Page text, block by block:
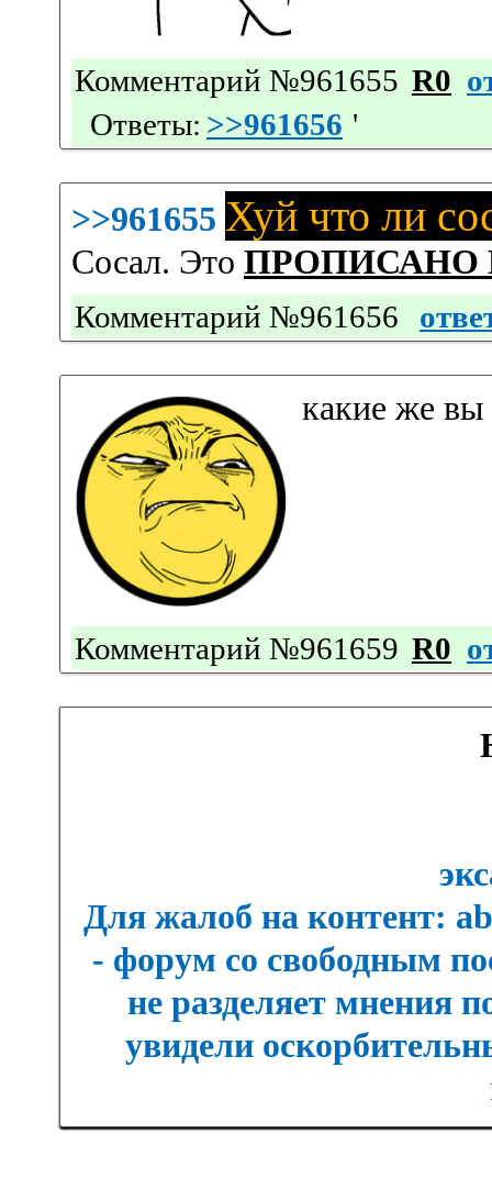
Комментарий №961655 R0
Ответы: >>961656 '
>>961655 Хуй что ли
Сосал. Это ПРОПИСАНО
Комментарий №961656
какие же вы
Комментарий №961659 R0
Для жалоб на контент:
- форум со свободным
не разделяет мнения
увидели